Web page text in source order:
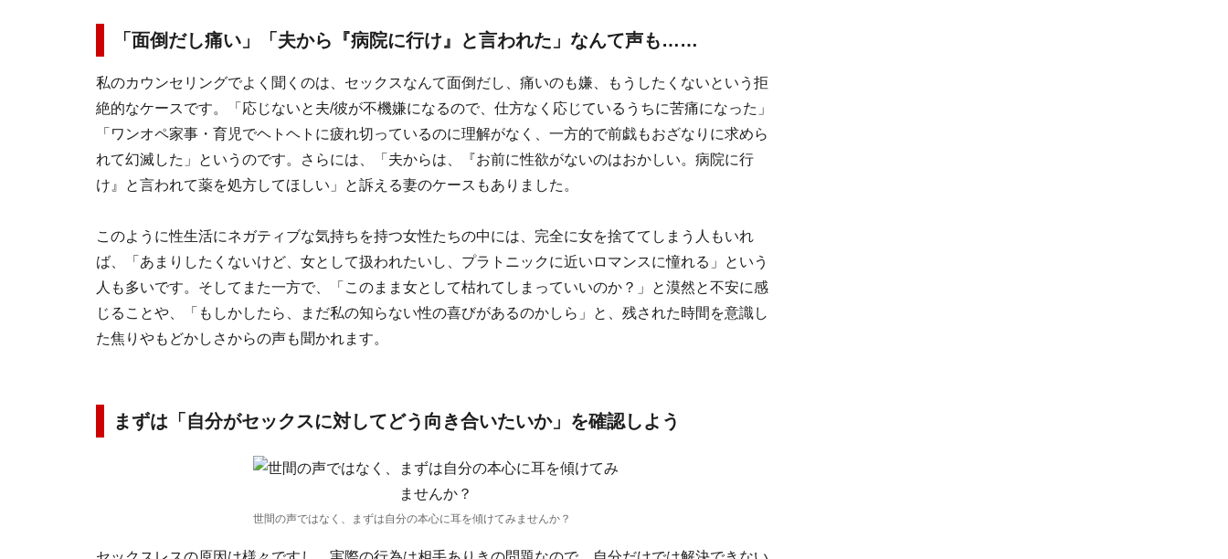
「面倒だし痛い」「夫から『病院に行け』と言われた」なんて声も……
私のカウンセリングでよく聞くのは、セックスなんて面倒だし、痛いのも嫌、もうしたくないという拒
絶的なケースです。「応じないと夫/彼が不機嫌になるので、仕方なく応じているうちに苦痛になった」
「ワンオペ家事・育児でヘトヘトに疲れ切っているのに理解がなく、一方的で前戯もおざなりに求めら
れて幻滅した」というのです。さらには、「夫からは、『お前に性欲がないのはおかしい。病院に行
け』と言われて薬を処方してほしい」と訴える妻のケースもありました。
このように性生活にネガティブな気持ちを持つ女性たちの中には、完全に女を捨ててしまう人もいれ
ば、「あまりしたくないけど、女として扱われたいし、プラトニックに近いロマンスに憧れる」という
人も多いです。そしてまた一方で、「このまま女として枯れてしまっていいのか？」と漠然と不安に感
じることや、「もしかしたら、まだ私の知らない性の喜びがあるのかしら」と、残された時間を意識し
た焦りやもどかしさからの声も聞かれます。
まずは「自分がセックスに対してどう向き合いたいか」を確認しよう
世間の声ではなく、まずは自分の本心に耳を傾けてみませんか？